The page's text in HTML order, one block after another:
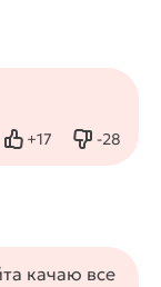
+17
Нравится -28
Не
качаю все